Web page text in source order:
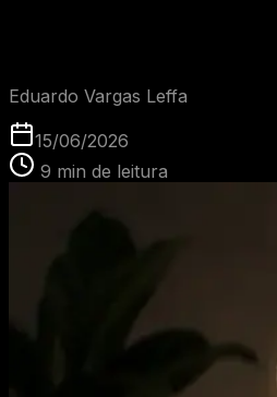
Eduardo Vargas Leffa
15/06/2026
9 min de leitura